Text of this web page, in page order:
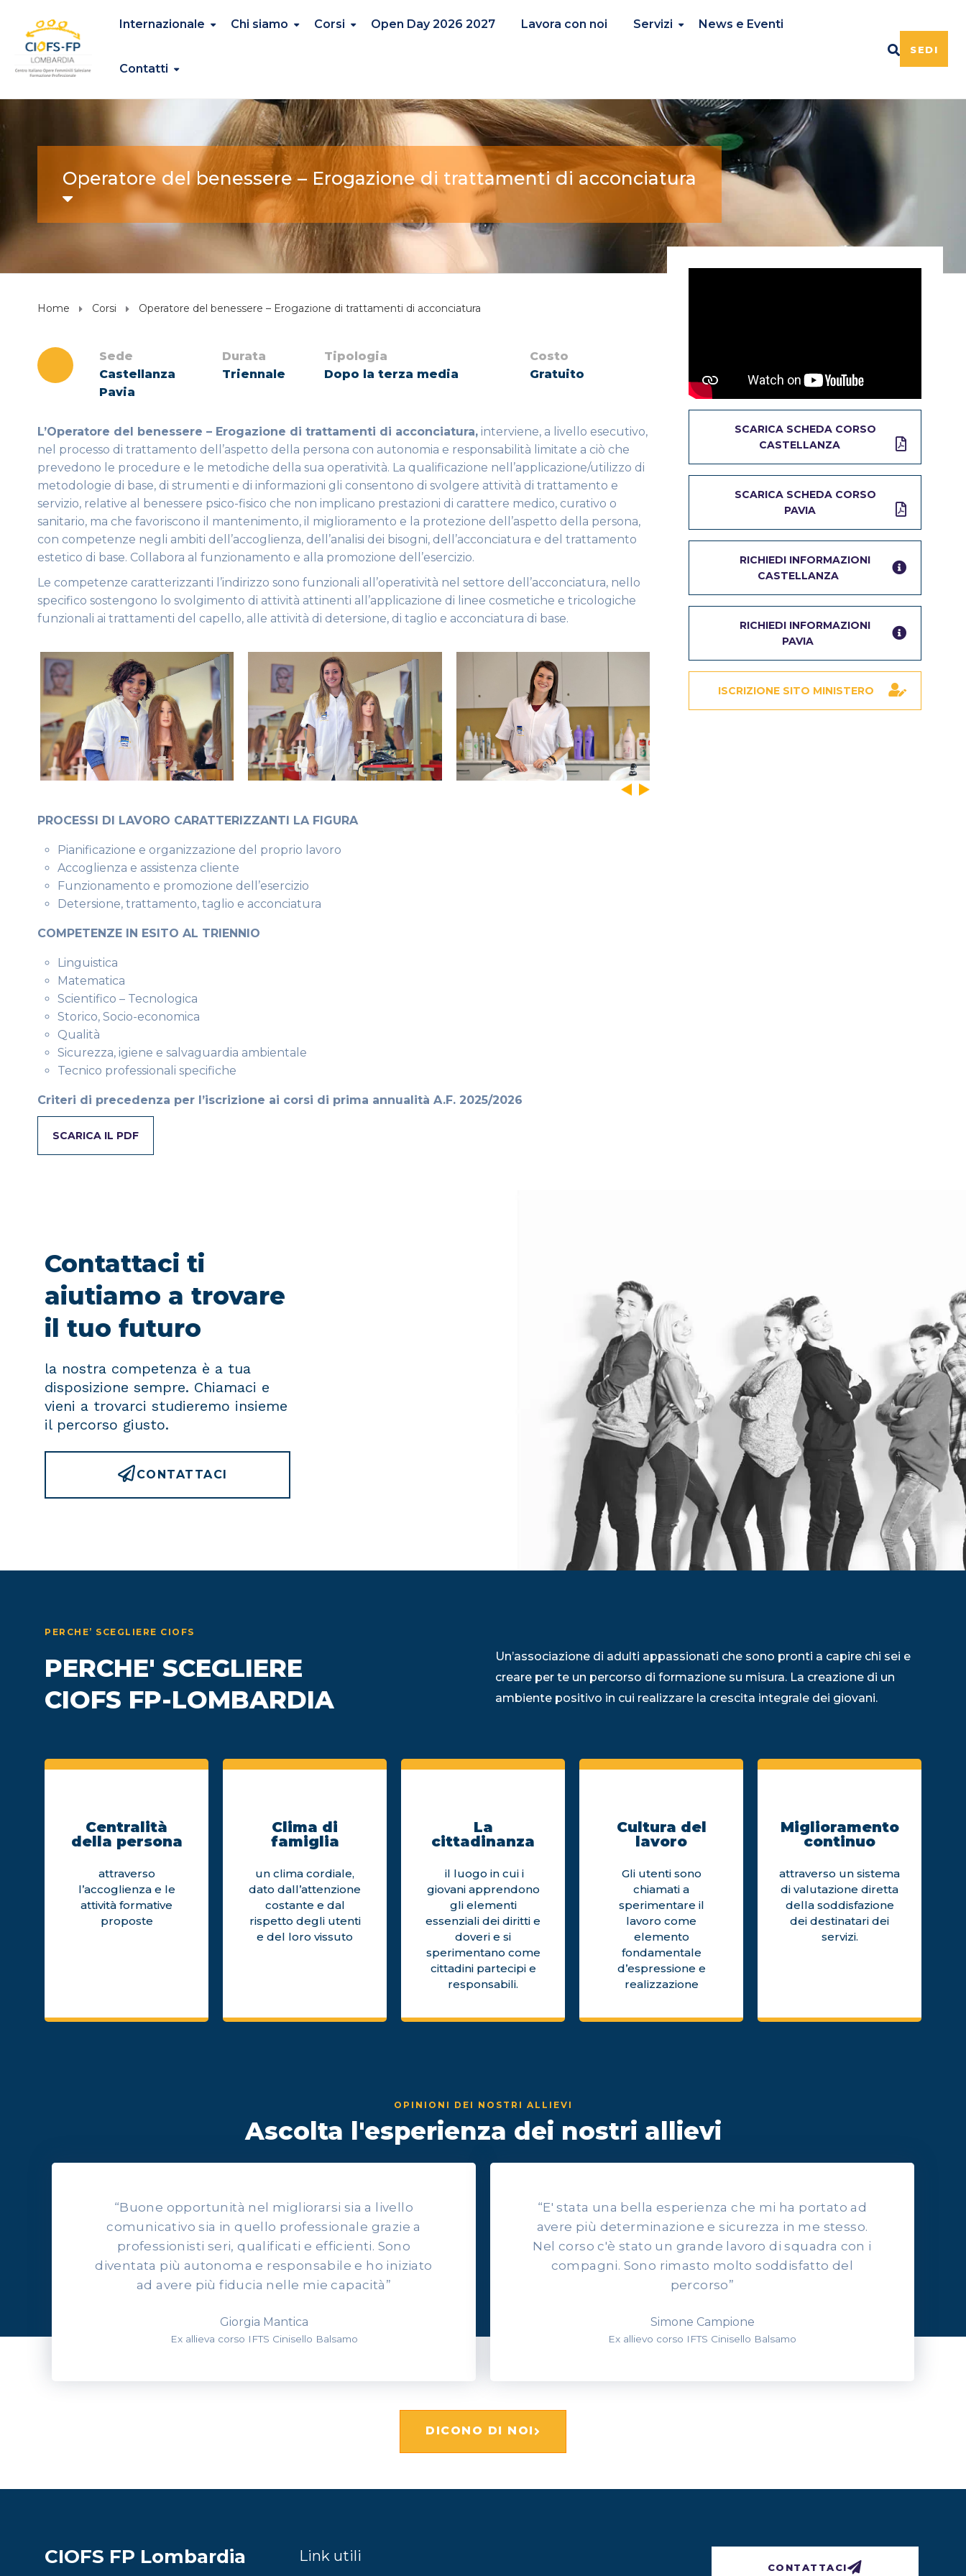
Internazionale Chi siamo Corsi Open Day 2026 2027 Lavora con noi Servizi News e Eventi
Contatti
SEDI
Operatore del benessere – Erogazione di trattamenti di acconciatura
Home Corsi Operatore del benessere – Erogazione di trattamenti di acconciatura
Sede
Castellanza
Pavia
Durata
Triennale
Tipologia
Dopo la terza media
Costo
Gratuito
L’Operatore del benessere – Erogazione di trattamenti di acconciatura, interviene, a livello esecutivo,
nel processo di trattamento dell’aspetto della persona con autonomia e responsabilità limitate a ciò che
prevedono le procedure e le metodiche della sua operatività. La qualificazione nell’applicazione/utilizzo di
metodologie di base, di strumenti e di informazioni gli consentono di svolgere attività di trattamento e
servizio, relative al benessere psico-fisico che non implicano prestazioni di carattere medico, curativo o
sanitario, ma che favoriscono il mantenimento, il miglioramento e la protezione dell’aspetto della persona,
con competenze negli ambiti dell’accoglienza, dell’analisi dei bisogni, dell’acconciatura e del trattamento
estetico di base. Collabora al funzionamento e alla promozione dell’esercizio.
Le competenze caratterizzanti l’indirizzo sono funzionali all’operatività nel settore dell’acconciatura, nello
specifico sostengono lo svolgimento di attività attinenti all’applicazione di linee cosmetiche e tricologiche
funzionali ai trattamenti del capello, alle attività di detersione, di taglio e acconciatura di base.
PROCESSI DI LAVORO CARATTERIZZANTI LA FIGURA
Pianificazione e organizzazione del proprio lavoro
Accoglienza e assistenza cliente
Funzionamento e promozione dell’esercizio
Detersione, trattamento, taglio e acconciatura
COMPETENZE IN ESITO AL TRIENNIO
Linguistica
Matematica
Scientifico – Tecnologica
Storico, Socio-economica
Qualità
Sicurezza, igiene e salvaguardia ambientale
Tecnico professionali specifiche
Criteri di precedenza per l’iscrizione ai corsi di prima annualità A.F. 2025/2026
SCARICA IL PDF
SCARICA SCHEDA CORSO
CASTELLANZA
SCARICA SCHEDA CORSO
PAVIA
RICHIEDI INFORMAZIONI
CASTELLANZA
RICHIEDI INFORMAZIONI
PAVIA
ISCRIZIONE SITO MINISTERO
Contattaci ti
aiutiamo a trovare
il tuo futuro
la nostra competenza è a tua
disposizione sempre. Chiamaci e
vieni a trovarci studieremo insieme
il percorso giusto.
CONTATTACI
PERCHE’ SCEGLIERE CIOFS
PERCHE' SCEGLIERE
CIOFS FP-LOMBARDIA
Un’associazione di adulti appassionati che sono pronti a capire chi sei e
creare per te un percorso di formazione su misura. La creazione di un
ambiente positivo in cui realizzare la crescita integrale dei giovani.
Centralità
della persona
attraverso
l’accoglienza e le
attività formative
proposte
Clima di
famiglia
un clima cordiale,
dato dall’attenzione
costante e dal
rispetto degli utenti
e del loro vissuto
La
cittadinanza
il luogo in cui i
giovani apprendono
gli elementi
essenziali dei diritti e
doveri e si
sperimentano come
cittadini partecipi e
responsabili.
Cultura del
lavoro
Gli utenti sono
chiamati a
sperimentare il
lavoro come
elemento
fondamentale
d’espressione e
realizzazione
Miglioramento
continuo
attraverso un sistema
di valutazione diretta
della soddisfazione
dei destinatari dei
servizi.
OPINIONI DEI NOSTRI ALLIEVI
Ascolta l'esperienza dei nostri allievi
“Buone opportunità nel migliorarsi sia a livello
comunicativo sia in quello professionale grazie a
professionisti seri, qualificati e efficienti. Sono
diventata più autonoma e responsabile e ho iniziato
ad avere più fiducia nelle mie capacità”
Giorgia Mantica
Ex allieva corso IFTS Cinisello Balsamo
“E' stata una bella esperienza che mi ha portato ad
avere più determinazione e sicurezza in me stesso.
Nel corso c'è stato un grande lavoro di squadra con i
compagni. Sono rimasto molto soddisfatto del
percorso”
Simone Campione
Ex allievo corso IFTS Cinisello Balsamo
DICONO DI NOI
CIOFS FP Lombardia Link utili
CONTATTACI